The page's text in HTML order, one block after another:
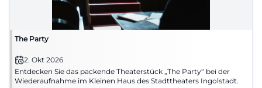
The Party
2. Okt 2026
Entdecken Sie das packende Theaterstück „The Party“ bei der
Wiederaufnahme im Kleinen Haus des Stadttheaters Ingolstadt.